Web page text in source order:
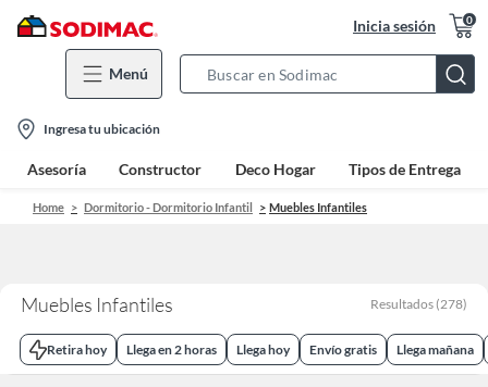
Inicia sesión 0
Menú
Bar
location-
icon
Ingresa tu ubicación
Asesoría Constructor Deco Hogar Tipos de Entrega
Home Dormitorio - Dormitorio Infantil Muebles Infantiles
Muebles Infantiles Resultados (278)
Retira hoy Llega en 2 horas Llega hoy Envío gratis Llega mañana